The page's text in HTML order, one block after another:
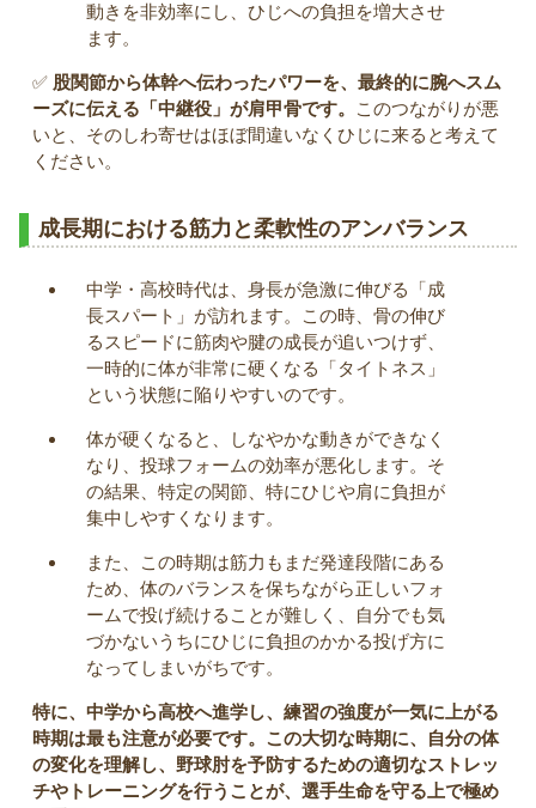
動きを非効率にし、ひじへの負担を増大させ
ます。
✅ 股関節から体幹へ伝わったパワーを、最終的に腕へスム
ーズに伝える「中継役」が肩甲骨です。
このつながりが悪
いと、そのしわ寄せはほぼ間違いなくひじに来ると考えて
ください。
成長期における筋力と柔軟性のアンバランス
中学・高校時代は、身長が急激に伸びる「成
長スパート」が訪れます。この時、骨の伸び
るスピードに筋肉や腱の成長が追いつけず、
一時的に体が非常に硬くなる「タイトネス」
という状態に陥りやすいのです。
体が硬くなると、しなやかな動きができなく
なり、投球フォームの効率が悪化します。そ
の結果、特定の関節、特にひじや肩に負担が
集中しやすくなります。
また、この時期は筋力もまだ発達段階にある
ため、体のバランスを保ちながら正しいフォ
ームで投げ続けることが難しく、自分でも気
づかないうちにひじに負担のかかる投げ方に
なってしまいがちです。
特に、中学から高校へ進学し、練習の強度が一気に上がる
時期は最も注意が必要です。この大切な時期に、自分の体
の変化を理解し、野球肘を予防するための適切なストレッ
チやトレーニングを行うことが、選手生命を守る上で極め